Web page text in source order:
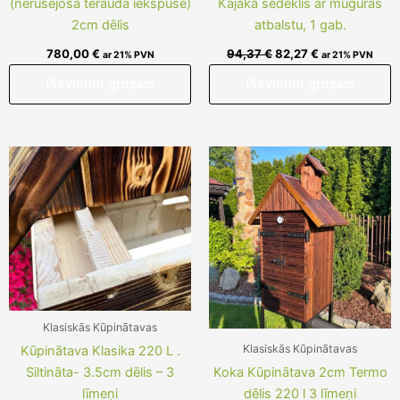
(nerušējošā tērauda iekšpuse)
2cm dēlis
780,00€ ar 21% PVN
Kajaka sēdeklis ar muguras
atbalstu, 1 gab.
94,37€82,27€ ar 21% PVN
Klasiskās Kūpinātavas
Kūpinātava Klasika 220 L .
Siltināta- 3.5cm dēlis – 3
līmeņi
Klasiskās Kūpinātavas
Koka Kūpinātava 2cm Termo
dēlis 220 l 3 līmeņi